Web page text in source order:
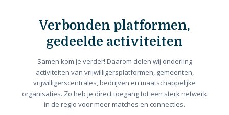
Verbonden platformen,
gedeelde activiteiten
Samen kom je verder! Daarom delen wij onderling
activiteiten van vrijwilligersplatformen, gemeenten,
vrijwilligerscentrales, bedrijven en maatschappelijke
organisaties. Zo heb je direct toegang tot een sterk netwerk
in de regio voor meer matches en connecties.